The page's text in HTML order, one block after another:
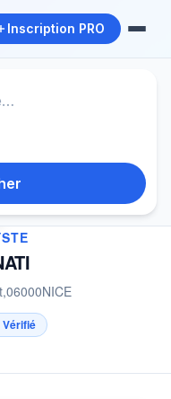
Inscription PRO
✓
,06000NICE